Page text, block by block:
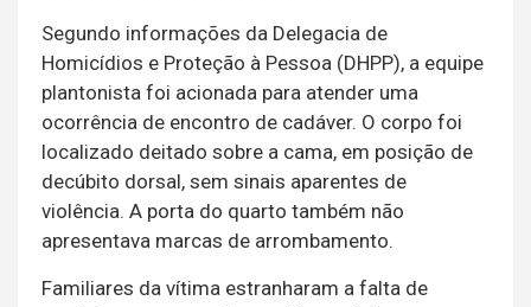
Segundo informações da Delegacia de
Homicídios e Proteção à Pessoa (DHPP), a equipe
plantonista foi acionada para atender uma
ocorrência de encontro de cadáver. O corpo foi
localizado deitado sobre a cama, em posição de
decúbito dorsal, sem sinais aparentes de
violência. A porta do quarto também não
apresentava marcas de arrombamento.
Familiares da vítima estranharam a falta de